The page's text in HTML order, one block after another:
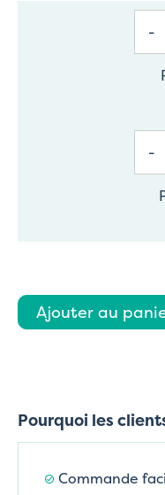
-
-
Ajouter au
Pourquoi les
Commande